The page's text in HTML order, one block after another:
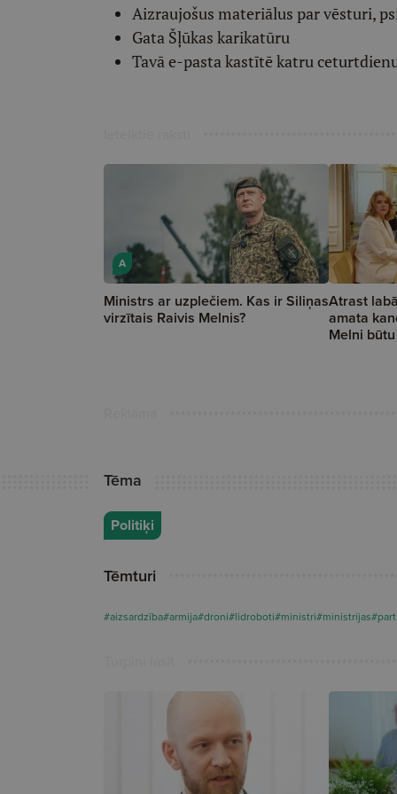
Aizraujošus materiālus par vēsturi,
Gata Šļūkas karikatūru
Tavā e-pasta kastītē katru
A
Ministrs ar uzplečiem. Kas ir Siliņas
virzītais Raivis Melnis?
Atrast
amata
Melni
Tēma
Politiķi
Tēmturi
#aizsardzība#armija#droni#lidroboti#ministri#ministrijas